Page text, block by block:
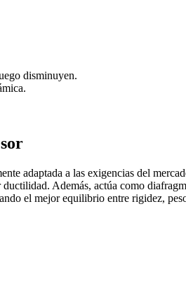
disminuyen.
adaptada a las exigencias del
Además, actúa como
el mejor equilibrio entre rigidez,